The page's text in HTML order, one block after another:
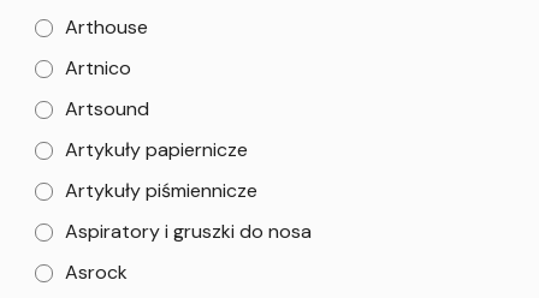
Arthouse
Artnico
Artsound
Artykuły papiernicze
Artykuły piśmiennicze
Aspiratory i gruszki do nosa
Asrock